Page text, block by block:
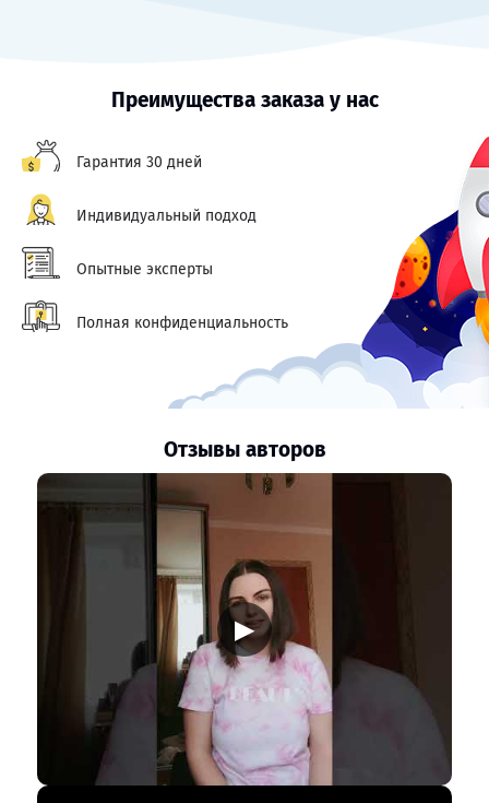
Преимущества заказа у нас
Гарантия 30 дней
Индивидуальный подход
Опытные эксперты
Полная конфиденциальность
Отзывы авторов
▶